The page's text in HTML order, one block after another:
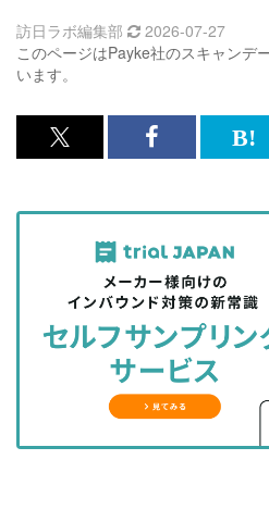
このページはPayke社のスキャンデ
います。
訪日ラボ編集部 2026-07-27
x<br>
記
を
シ
ェ
る
記
事
を
シ
ェ
ア
す
る
は
な
ッ
ク
マ
に